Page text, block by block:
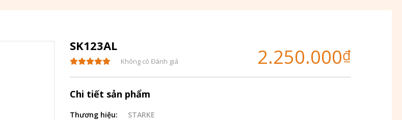
SK123AL
Không có Đánh giá 2.250.000₫
Chi tiết sản phẩm
Thương hiệu:
STARKE